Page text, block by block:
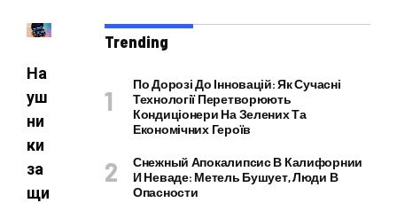
На
уш
ни
ки
за
щи
Trending
По Дорозі До Інновацій: Як Сучасні
Технології Перетворюють
Кондиціонери На Зелених Та
Економічних Героїв
Снежный Апокалипсис В Калифорнии
И Неваде: Метель Бушует, Люди В
Опасности